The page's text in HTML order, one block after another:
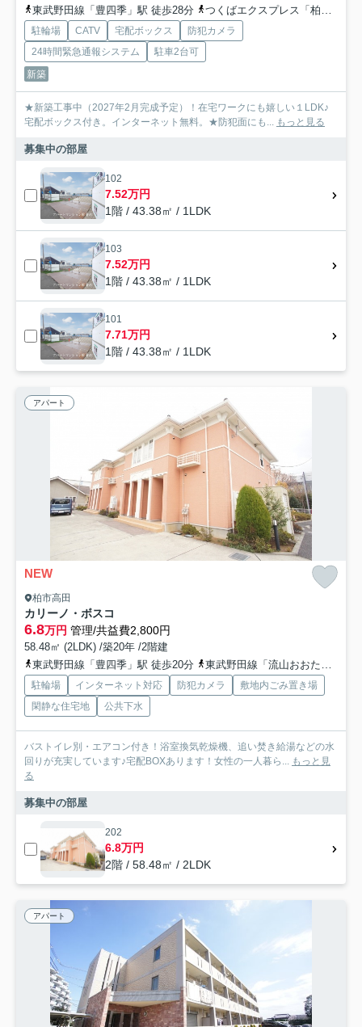
東武野田線「豊四季」駅 徒歩28分
つくばエクスプレス「柏の葉キャンパス」駅 徒歩31分
駐輪場 CATV 宅配ボックス
防犯カメラ
24時間緊急通報システム
駐車2台可
新築
★新築工事中（2027年2月完成予定）！在宅ワークにも嬉しい１LDK♪
宅配ボックス付き。インターネット無料。★防犯面にも... もっと見る
募集中の部屋
102
7.52万円
1階 / 43.38㎡ / 1LDK
103
7.52万円
1階 / 43.38㎡ / 1LDK
101
7.71万円
1階 / 43.38㎡ / 1LDK
アパート
NEW
柏市高田
カリーノ・ボスコ
6.8万円 管理/共益費2,800円
58.48㎡ (2LDK) /築20年 /2階建
東武野田線「豊四季」駅 徒歩20分
東武野田線「流山おおたかの森」駅 徒歩29分
駐輪場 インターネット対応 防犯カメラ
敷地内ごみ置き場
閑静な住宅地
公共下水
バストイレ別・エアコン付き！浴室換気乾燥機、追い焚き給湯などの水
回りが充実しています♪宅配BOXあります！女性の一人暮ら... もっと見
る
募集中の部屋
202
6.8万円
2階 / 58.48㎡ / 2LDK
アパート